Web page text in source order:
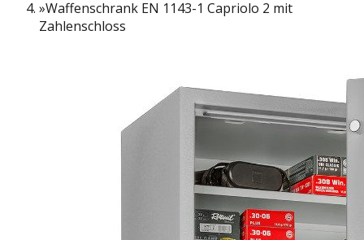
»Waffenschrank EN 1143-1 Capriolo 2 mit
Zahlenschloss